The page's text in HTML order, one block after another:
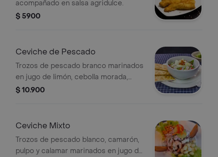
acompañado en salsa agridulce.
$ 5900
Ceviche de Pescado
Trozos de pescado branco marinados
en jugo de limón, cebolla morada,
cancha y lechuga.
$ 10.900
Ceviche Mixto
Trozos de pescado blanco, camarón,
pulpo y calamar marinados en jugo de